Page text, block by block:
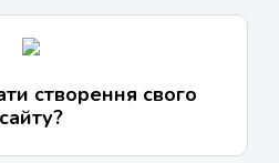
створення свого
сайту?